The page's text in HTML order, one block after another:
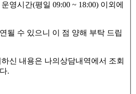
영시간(평일 09:00 ~ 18:00) 이외에
될 수 있으니 이 점 양해 부탁 드립
신 내용은 나의상담내역에서 조회
.